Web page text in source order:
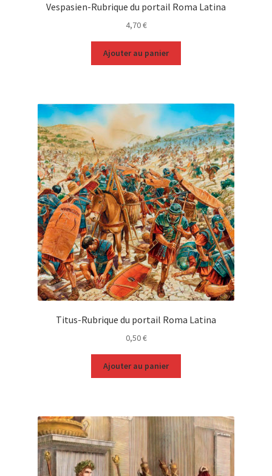
Vespasien-Rubrique du portail Roma Latina
4,70€
Ajouter au panier
Titus-Rubrique du portail Roma Latina
0,50€
Ajouter au panier